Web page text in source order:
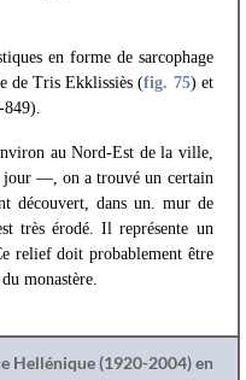
en forme de sarcophage
de Tris Ekklissiès (fig. 75) et
849).
au Nord-Est de la ville,
jour —, on a trouvé un certain
découvert, dans un. mur de
très érodé. Il représente un
relief doit probablement être
monastère.
Hellénique (1920-2004) en